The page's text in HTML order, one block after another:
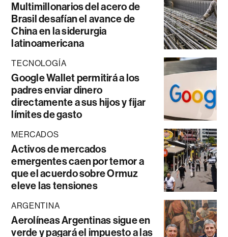
Multimillonarios del acero de
Brasil desafían el avance de
China en la siderurgia
latinoamericana
TECNOLOGÍA
Google Wallet permitirá a los
padres enviar dinero
directamente a sus hijos y fijar
límites de gasto
MERCADOS
Activos de mercados
emergentes caen por temor a
que el acuerdo sobre Ormuz
eleve las tensiones
ARGENTINA
Aerolíneas Argentinas sigue en
verde y pagará el impuesto a las